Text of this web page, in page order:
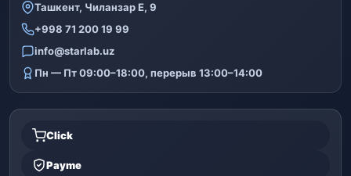
Ташкент, Чиланзар Е, 9
+998 71 200 19 99
info@starlab.uz
Пн — Пт 09:00–18:00, перерыв 13:00–14:00
Click
Payme